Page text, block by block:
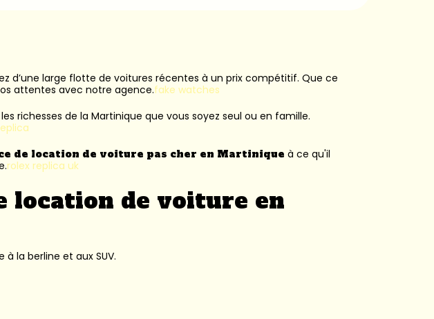
d’une large flotte de voitures récentes à un prix compétitif. Que ce
attentes avec notre agence.fake watches
richesses de la Martinique que vous soyez seul ou en famille.
de location de voiture pas cher en Martinique à ce qu'il
rolex replica uk
location de voiture en
la berline et aux SUV.